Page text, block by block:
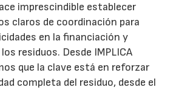
imprescindible establecer
claros de coordinación para
en la financiación y
residuos. Desde IMPLICA
que la clave está en reforzar
completa del residuo, desde el